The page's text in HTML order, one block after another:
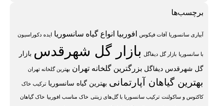
برچسب‌ها
آبیاری سانسوریا آفات فیکوس افوربیا انواع گیاه سانسوریا ایده دکوراسیون
با سانسوریا بازار گل دیفاگل بازار گل شهرقدس بازار
گل شهرقدس دیفاگل بزرگترین گلخانه تهران بهترین گلخانه تهران
بهترین گیاهان آپارتمانی بهترین گیاه سانسوریا ترکیب خاک
کاکتوس و ساکولنت ترکیب سانسوریا با گل‌های زینتی خاک مناسب افوربیا خاک گیاهان